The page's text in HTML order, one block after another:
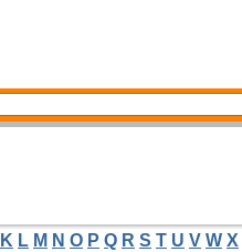
K L M N O P Q R S T U V W X